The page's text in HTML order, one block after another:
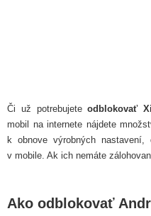
Či už potrebujeteodblokovať
mobil na internete nájdete
k obnove výrobných
v mobile. Ak ich nemáte
Ako odblokovať